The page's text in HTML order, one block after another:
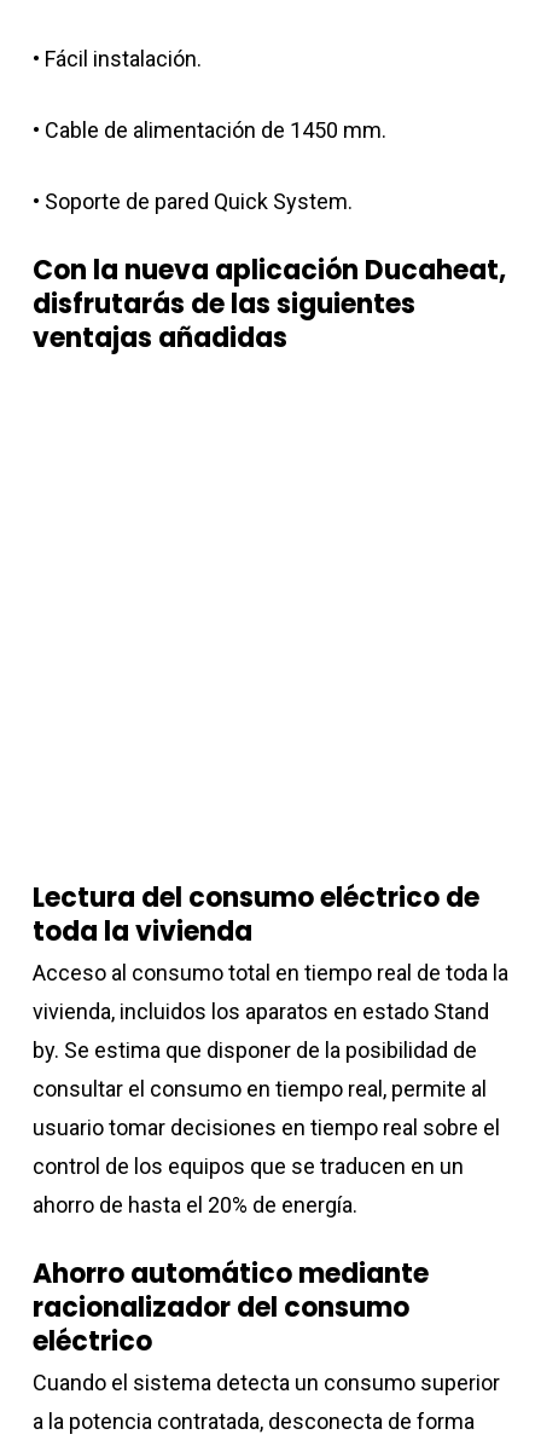
• Fácil instalación.
• Cable de alimentación de 1450 mm.
• Soporte de pared Quick System.
Con la nueva aplicación Ducaheat,
disfrutarás de las siguientes
ventajas añadidas
Lectura del consumo eléctrico de
toda la vivienda
Acceso al consumo total en tiempo real de toda la
vivienda, incluidos los aparatos en estado Stand
by. Se estima que disponer de la posibilidad de
consultar el consumo en tiempo real, permite al
usuario tomar decisiones en tiempo real sobre el
control de los equipos que se traducen en un
ahorro de hasta el 20% de energía.
Ahorro automático mediante
racionalizador del consumo
eléctrico
Cuando el sistema detecta un consumo superior
a la potencia contratada, desconecta de forma